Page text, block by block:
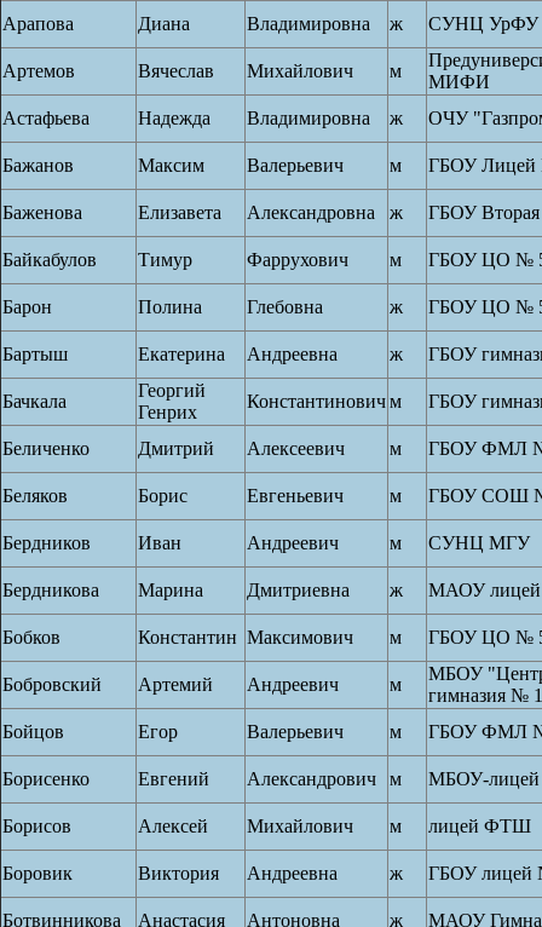
Арапова
Диана Владимировна ж СУНЦ УрФУ
Артемов Вячеслав Михайлович м
МИФИ
Астафьева
Надежда Владимировна ж ОЧУ
Бажанов Максим Валерьевич м ГБОУ Лицей
Баженова Елизавета Александровна ж ГБОУ
Байкабулов Тимур Фаррухович м ГБОУ ЦО №
Барон Полина Глебовна ж ГБОУ ЦО №
Бартыш Екатерина Андреевна ж ГБОУ
Бачкала
Георгий
Генрих
Константиновичм ГБОУ
Беличенко Дмитрий Алексеевич м ГБОУ ФМЛ
Беляков Борис Евгеньевич м ГБОУ СОШ
Бердников Иван Андреевич м СУНЦ МГУ
Бердникова Марина Дмитриевна ж МАОУ
Бобков Константин Максимович м ГБОУ ЦО №
Бобровский Артемий Андреевич м
МБОУ "Центр
гимназия №
Бойцов
Егор Валерьевич м ГБОУ ФМЛ
Борисенко Евгений Александрович м МБОУ-
Борисов Алексей Михайлович м лицей ФТШ
Боровик Виктория Андреевна ж ГБОУ лицей
Ботвинникова Анастасия Антоновна ж МАОУ